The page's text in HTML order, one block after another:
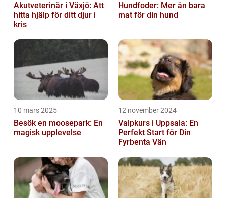
Akutveterinär i Växjö: Att
hitta hjälp för ditt djur i
kris
Hundfoder: Mer än bara
mat för din hund
10 mars 2025
Besök en moosepark: En
magisk upplevelse
12 november 2024
Valpkurs i Uppsala: En
Perfekt Start för Din
Fyrbenta Vän